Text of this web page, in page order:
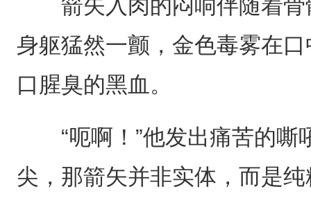
箭矢入肉的闷响伴随着骨
身躯猛然一颤，金色毒雾在
口腥臭的黑血。
“呃啊！”他发出痛苦的嘶
尖，那箭矢并非实体，而是